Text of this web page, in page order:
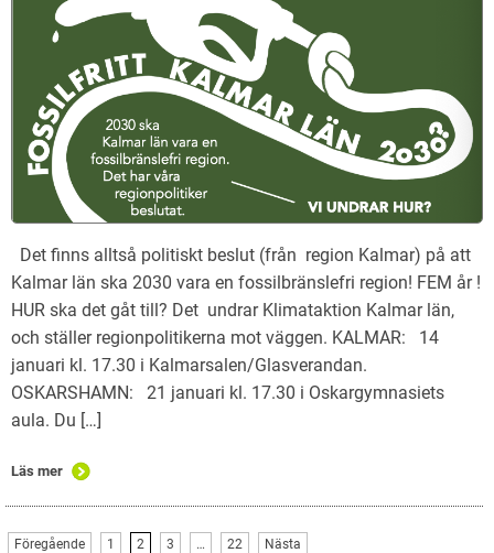
Det finns alltså politiskt beslut (från region Kalmar) på att
Kalmar län ska 2030 vara en fossilbränslefri region! FEM år !
HUR ska det gåt till? Det undrar Klimataktion Kalmar län,
och ställer regionpolitikerna mot väggen. KALMAR: 14
januari kl. 17.30 i Kalmarsalen/Glasverandan.
OSKARSHAMN: 21 januari kl. 17.30 i Oskargymnasiets
aula. Du […]
Läs mer
Föregående 1 2 3 … 22 Nästa